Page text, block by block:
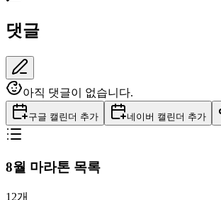
댓글
아직 댓글이 없습니다.
구글 캘린더 추가 네이버 캘린더 추가
8월 마라톤 목록
12개